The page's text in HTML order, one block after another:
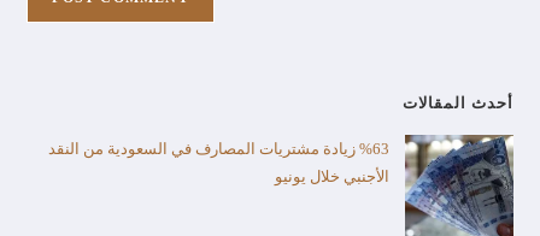
أحدث المقالات
%63 زيادة مشتريات المصارف في السعودية من النقد
الأجنبي خلال يونيو